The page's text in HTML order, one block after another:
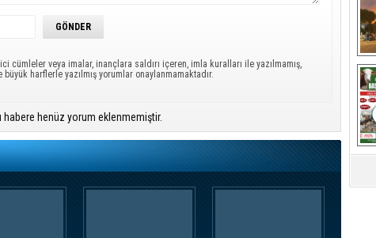
cümleler veya imalar, inançlara saldırı içeren, imla kuralları ile yazılmamış,
harflerle yazılmış yorumlar onaylanmamaktadır.
habere henüz yorum eklenmemiştir.